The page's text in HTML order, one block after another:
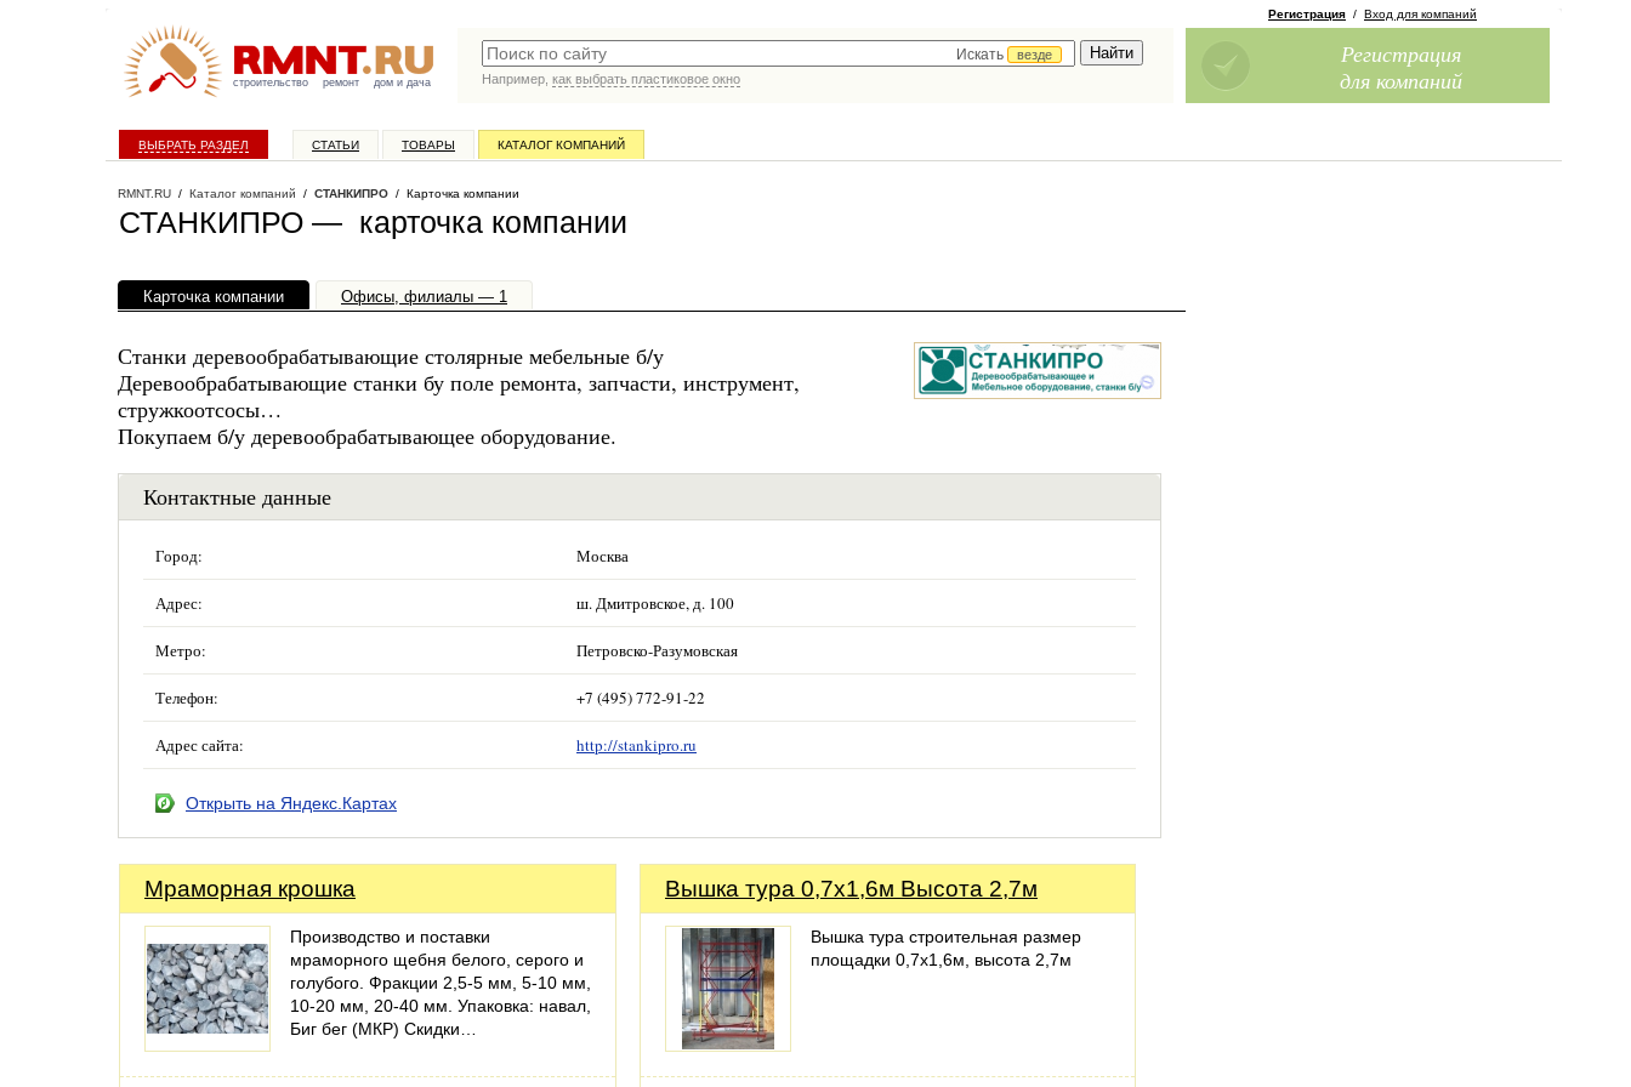
строительство ремонт дом и дача
Искать
везде
Например, как выбрать пластиковое окно
Регистрация / Вход для компаний
Регистрация
для компаний
ВЫБРАТЬ РАЗДЕЛ СТАТЬИ ТОВАРЫ КАТАЛОГ КОМПАНИЙ
RMNT.RU / Каталог компаний / СТАНКИПРО / Карточка компании
СТАНКИПРО — карточка компании
Карточка компании Офисы, филиалы — 1
Станки деревообрабатывающие столярные мебельные б/у
Деревообрабатывающие станки бу поле ремонта, запчасти, инструмент,
стружкоотсосы…
Покупаем б/у деревообрабатывающее оборудование.
Контактные данные
Город: Москва
Адрес: ш. Дмитровское, д. 100
Метро: Петровско-Разумовская
Телефон: +7 (495) 772-91-22
Адрес сайта: http://stankipro.ru
Открыть на Яндекс.Картах
Мраморная крошка
Производство и поставки
мраморного щебня белого, серого и
голубого. Фракции 2,5-5 мм, 5-10 мм,
10-20 мм, 20-40 мм. Упаковка: навал,
Биг бег (МКР) Скидки…
Вышка тура 0,7х1,6м Высота 2,7м
Вышка тура строительная размер
площадки 0,7х1,6м, высота 2,7м